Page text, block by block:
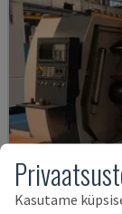
Kasutame